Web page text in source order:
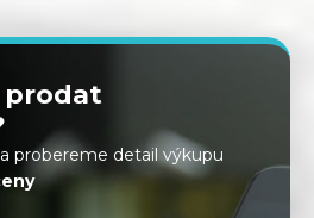
prodat
a probereme detail výkupu